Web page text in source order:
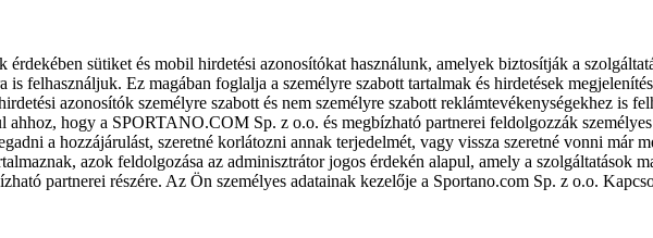
sütiket és mobil hirdetési azonosítókat használunk, amelyek biztosítják a
is felhasználjuk. Ez magában foglalja a személyre szabott tartalmak és hirdetések
azonosítók személyre szabott és nem személyre szabott reklámtevékenységekhez is
hogy a SPORTANO.COM Sp. z o.o. és megbízható partnerei feldolgozzák személyes
a hozzájárulást, szeretné korlátozni annak terjedelmét, vagy vissza szeretné vonni már
azok feldolgozása az adminisztrátor jogos érdekén alapul, amely a szolgáltatások
partnerei részére. Az Ön személyes adatainak kezelője a Sportano.com Sp. z o.o.